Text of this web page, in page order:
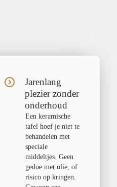
Jarenlang
plezier zonder
onderhoud
Een keramische
tafel hoef je niet te
behandelen met
speciale
middeltjes. Geen
gedoe met olie, of
risico op kringen.